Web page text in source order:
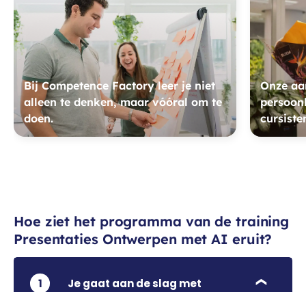
Bij Competence Factory leer je niet
alleen te denken, maar vóóral om te
doen.
Onze
Hoe ziet het programma van de training
Presentaties Ontwerpen met AI eruit?
1 Je gaat aan de slag met